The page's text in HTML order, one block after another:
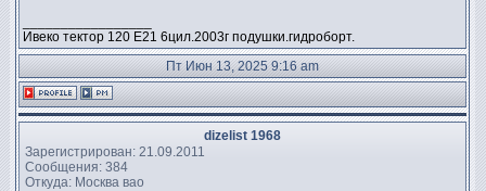
Ивеко тектор 120 Е21 6цил.2003г подушки.гидроборт.
Пт Июн 13, 2025 9:16 am
dizelist 1968
Зарегистрирован: 21.09.2011
Сообщения: 384
Откуда: Москва вао